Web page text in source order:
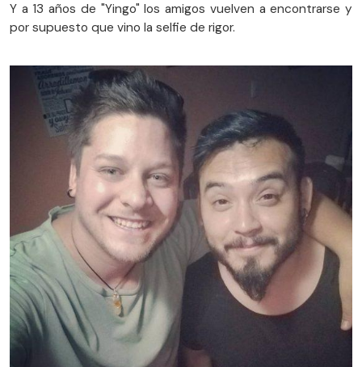
Y a 13 años de "Yingo" los amigos vuelven a encontrarse y
por supuesto que vino la selfie de rigor.